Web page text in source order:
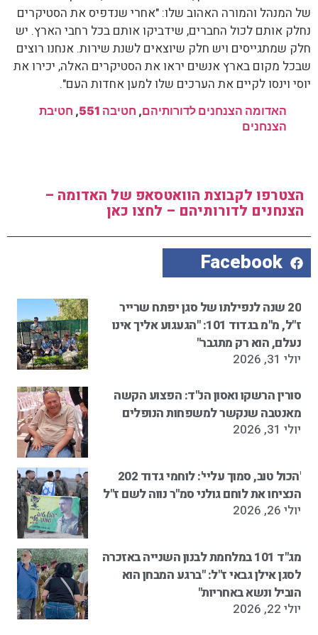
של המנהל והמורה האהוב שלו: "אחרי שנדפיס את הסטיקרים
נחלק אותם לכול החברים, שידביקו אותם בכל רחבי הארץ. יש
חלק שמתגייסים ויש חלק שיוצאים לשנת שירות. אנחנו רוצים
שבכל מקום בארץ אנשים יראו את הסטיקרים האלה, יכירו את
יוסי וינסו לקיים את הערכים שלו למען אחדות העם".
האדומה הצנחנים לדורותיהם, חטיבה 551 , חטיבת
הצנחנים
הצטרפו לקבוצת הוואטסאפ של האדומה –
הצנחנים לדורותיהם – לחצו כאן
Facebook
20 שנה לנפילתו של סגן יפתח שרייר
ז"ל, מ"מ בגדוד 101: "הגעגוע אליך אינו
נעלם, הוא רק מתגבר"
יולי 31, 2026
סורין הרשקו ואסון הנ"ד: הפצוע הקשה
מאנטבה שנקשר למשפחות הנופלים
יולי 31, 2026
'הכול טוב, סמוך עליי': לוחמי גדוד 202
הנציחו את לוחם גולני סמ"ר נווה לשם ז"ל
יולי 26, 2026
מג"ד 101 במלחמת לבנון השנייה באזכרה
לסגן אילן גבאי ז"ל: "ברגע המבחן הוא
הוביל ונשא באחריות"
יולי 22, 2026